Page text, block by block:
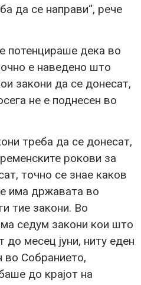
да се направи“, рече
потенцираше дека во
е наведено што
закони да се донесат,
не е поднесен во
треба да се донесат,
рокови за
точно се знае каков
има државата во
тие закони. Во
седум закони кои што
месец јуни, ниту еден
во Собранието,
до крајот на